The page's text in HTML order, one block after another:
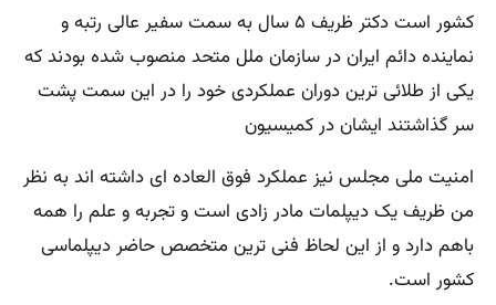
کشور است دکتر ظریف ۵ سال به سمت سفیر عالی رتبه و
نماینده دائم ایران در سازمان ملل متحد منصوب شده بودند که
یکی از طلائی ترین دوران عملکردی خود را در این سمت پشت
سر گذاشتند ایشان در کمیسیون
امنیت ملی مجلس نیز عملکرد فوق العاده ای داشته اند به نظر
من ظریف یک دیپلمات مادر زادی است و تجربه و علم را همه
باهم دارد و از این لحاظ فنی ترین متخصص حاضر دیپلماسی
کشور است.